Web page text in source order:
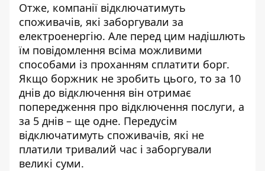
Отже, компанії відключатимуть
споживачів, які заборгували за
електроенергію. Але перед цим надішлють
їм повідомлення всіма можливими
способами із проханням сплатити борг.
Якщо боржник не зробить цього, то за 10
днів до відключення він отримає
попередження про відключення послуги, а
за 5 днів – ще одне. Передусім
відключатимуть споживачів, які не
платили тривалий час і заборгували
великі суми.